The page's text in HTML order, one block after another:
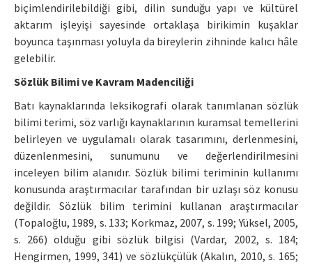
biçimlendirilebildiği gibi, dilin sunduğu yapı ve kültürel
aktarım işleyişi sayesinde ortaklaşa birikimin kuşaklar
boyunca taşınması yoluyla da bireylerin zihninde kalıcı hâle
gelebilir.
Sözlük Bilimi ve Kavram Madenciliği
Batı kaynaklarında leksikografi olarak tanımlanan sözlük
bilimi terimi, söz varlığı kaynaklarının kuramsal temellerini
belirleyen ve uygulamalı olarak tasarımını, derlenmesini,
düzenlenmesini, sunumunu ve değerlendirilmesini
inceleyen bilim alanıdır. Sözlük bilimi teriminin kullanımı
konusunda araştırmacılar tarafından bir uzlaşı söz konusu
değildir. Sözlük bilim terimini kullanan araştırmacılar
(Topaloğlu, 1989, s. 133; Korkmaz, 2007, s. 199; Yüksel, 2005,
s. 266) olduğu gibi sözlük bilgisi (Vardar, 2002, s. 184;
Hengirmen, 1999, 341) ve sözlükçülük (Akalın, 2010, s. 165;